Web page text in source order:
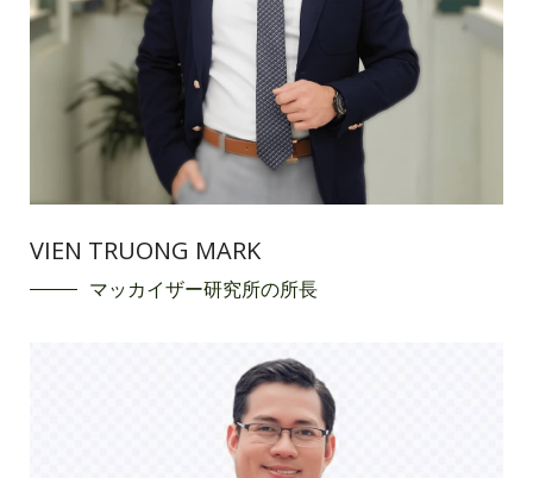
VIEN TRUONG MARK
マッカイザー研究所の所長